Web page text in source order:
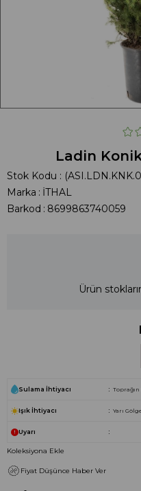
Ladin
Stok Kodu
Marka : İTHAL
Barkod : 8699863740059
Ürün
Sulama İhtiyacı
Işık İhtiyacı Yarı Gölge
Uyarı
Koleksiyona Ekle
Fiyat Düşünce Haber Ver